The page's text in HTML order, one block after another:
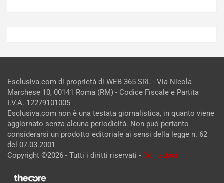
Esclusiva.com di proprietà di WEB 365 SRL - Via Nicola
Marchese 10, 00141 Roma (RM) - Codice Fiscale e Partita
I.V.A. 12279101005
Esclusiva.com non è una testata giornalistica, in quanto viene
aggiornato senza alcuna periodicità. Non può pertanto
considerarsi un prodotto editoriale ai sensi della legge n. 62
del 07.03.2001
Copyright ©2026 - Tutti i diritti riservati - Contattaci